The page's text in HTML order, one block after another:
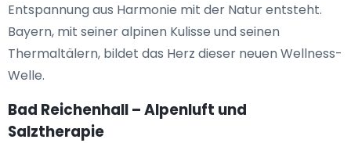
Entspannung aus Harmonie mit der Natur entsteht.
Bayern, mit seiner alpinen Kulisse und seinen
Thermaltälern, bildet das Herz dieser neuen Wellness-
Welle.
Bad Reichenhall – Alpenluft und
Salztherapie